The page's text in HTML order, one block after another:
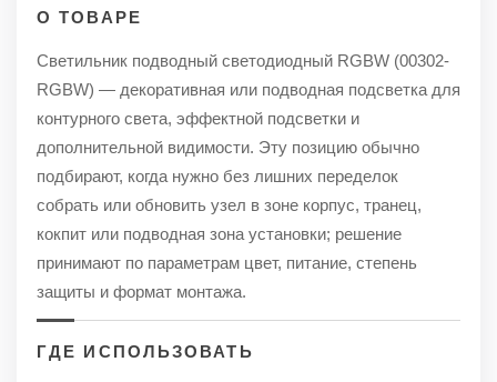
О ТОВАРЕ
Светильник подводный светодиодный RGBW (00302-
RGBW) — декоративная или подводная подсветка для
контурного света, эффектной подсветки и
дополнительной видимости. Эту позицию обычно
подбирают, когда нужно без лишних переделок
собрать или обновить узел в зоне корпус, транец,
кокпит или подводная зона установки; решение
принимают по параметрам цвет, питание, степень
защиты и формат монтажа.
ГДЕ ИСПОЛЬЗОВАТЬ